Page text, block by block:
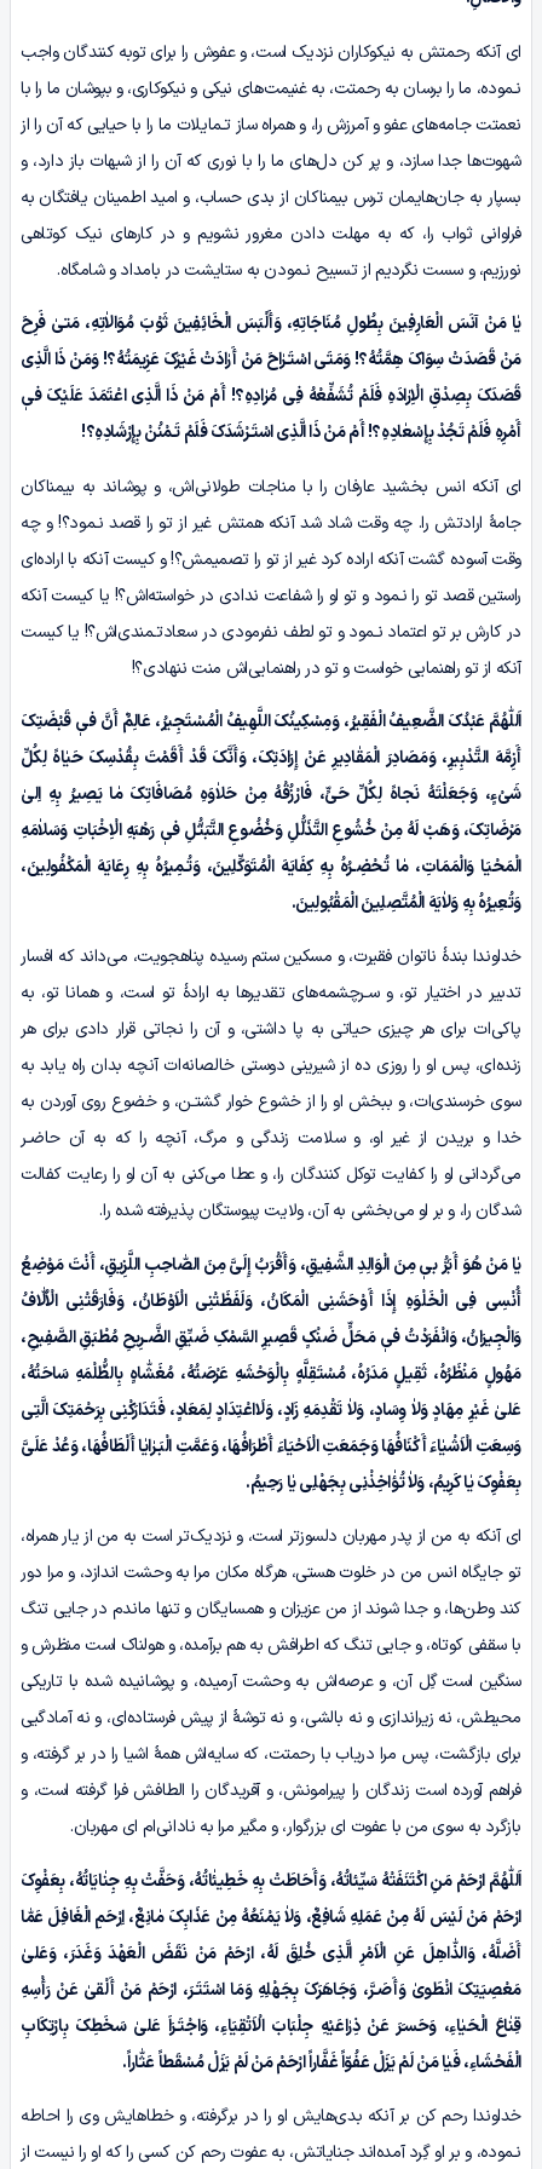
ای آنکه رحمتش به نیکوکاران نزدیک است، و عفوش را برای توبه کنندگان واجب
نـموده، ما را برسان به رحمتت، به غنیمت‌های نیکی و نیکوکاری، و بپوشان ما را با
نعمتت جامه‌های عفو و آمرزش را، و همراه ساز تـمایلات ما را با حیایی که آن را از
شهوت‌ها جدا سازد، و پر کن دل‌های ما را با نوری که آن را از شبهات باز دارد، و
بسپار به جان‌هایمان ترس بیمناکان از بدی حساب، و امید اطمینان یافتگان به
فراوانی ثواب را، که به مهلت دادن مغرور نشویم و در کارهای نیک کوتاهی
نورزیم، و سست نگردیم از تسبیح نـمودن به ستایشت در بامداد و شامگاه.
یٰا مَنْ آنَسَ الْعَارِفِینَ بِطُولِ مُنَاجَاتِهِ، وَأَلْبَسَ الْخَائِفِینَ ثَوْبَ مُوَالاٰتِهِ، مَتىٰ فَرِحَ
مَنْ قَصَدَتْ سِوَاکَ هِمَّتُهُ؟! وَمَتَى اسْتَـرٰاحَ مَنْ أَرٰادَتْ غَیْرَکَ عَزِیمَتُهُ؟! وَمَنْ ذَا الَّذِی
قَصَدَکَ بِصِدْقِ الْاِرٰادَهِ فَلَمْ تُشَفِّعْهُ فِی مُرٰادِہِ؟! أَمْ مَنْ ذَا الَّذِی اعْتَمَدَ عَلَیْکَ فیٖ
أَمْرِہِ فَلَمْ تَجُدْ بِإِسْعٰادِہِ؟! أَمْ مَنْ ذَا الَّذِی اسْتَـرْشَدَکَ فَلَمْ تَـمْنُنْ بِإِرْشَادِہِ؟!
ای آنکه انس بخشید عارفان را با مناجات طولانی‌اش، و پوشاند به بیمناکان
جامۀ ارادتش را. چه وقت شاد شد آنکه همتش غیر از تو را قصد نـمود؟! و چه
وقت آسوده گشت آنکه اراده کرد غیر از تو را تصمیمش؟! و کیست آنکه با اراده‌ای
راستین قصد تو را نـمود و تو او را شفاعت ندادی در خواسته‌اش؟! یا کیست آنکه
در کارش بر تو اعتماد نـمود و تو لطف نفرمودی در سعادتـمندی‌اش؟! یا کیست
آنکه از تو راهنمایی خواست و تو در راهنمایی‌اش منت ننهادی؟!
اَللّٰهُمَّ عَبْدُکَ الضَّعِیفُ الْفَقِیرُ، وَمِسْکِینُکَ اللَّهِیفُ الْمُسْتَجِیرُ، عَالِمٌ أَنَّ فیٖ قَبْضَتِکَ
أَزِمَّهَ التَّدْبِیرِ، وَمَصَادِرَ الْمَقٰادِیرِ عَنْ إِرَادَتِکَ، وَأَنَّکَ قَدْ أَقَمْتَ بِقُدْسِکَ حَیٰاهً لِکُلِّ
شَیْءٍ، وَجَعَلْتَهُ نَجاهً لِکُلِّ حَیٍّ، فَارْزُقْهُ مِنْ حَلاٰوَهِ مُصَافَاتِکَ مٰا یَصِیرُ بِهِ اِلیٰ
مَرْضَاتِکَ، وَهَبْ لَهُ مِنْ خُشُوعِ التَّذَلُّلِ وَخُضُوعِ التَّبَتُّلِ فیٖ رَهْبَهِ الْاِخْبَاتِ وَسَلاٰمَهِ
الْمَحْیَا وَالْمَمَاتِ، مٰا تُحْضِـرُہُ بِهِ کِفَایَهَ الْمُتَوَکِّلِینَ، وَتُـمِیرُہُ بِهِ رِعَایَهَ الْمَکْفُولِینَ،
وَتُعِیرُہُ بِهِ وَلاٰیَهَ الْمُتَّصِلِینَ الْمَقْبُولِینَ.
خداوندا بندۀ ناتوان فقیرت، و مسکین ستم رسیده پناهجویت، می‌داند که افسار
تدبیر در اختیار تو، و سـرچشمه‌های تقدیرها به ارادۀ تو است، و همانا تو، به
پاکی‌ات برای هر چیزی حیاتی به پا داشتی، و آن را نجاتی قرار دادی برای هر
زنده‌ای، پس او را روزی ده از شیرینی دوستی خالصانه‌ات آنچه بدان راه یابد به
سوی خرسندی‌ات، و ببخش او را از خشوع خوار گشتـن، و خضوع روی آوردن به
خدا و بریدن از غیر او، و سلامت زندگی و مرگ، آنچه را که به آن حاضـر
می‌گردانی او را کفایت توکل کنندگان را، و عطا می‌کنی به آن او را رعایت کفالت
شدگان را، و بر او می‌بخشی به آن، ولایت پیوستگان پذیرفته شده را.
یٰا مَنْ هُوَ أَبَرُّ بیٖ مِنَ الْوَالِدِ الشَّفِیقِ، وَأَقْرَبُ إِلَیَّ مِنَ الصّٰاحِبِ اللَّزِیقِ، أَنْتَ مَوْضِعُ
أُنْسِی فِی الْخَلْوَهِ إِذَا أَوْحَشَنِى الْمَکَانُ، وَلَفَظَتْنِی الْاَوْطَانُ، وَفَارَقَتْنِی الْاُلّٰافُ
وَالْجِیرَانُ، وَانْفَرَدْتُ فیٖ مَحَلٍّ ضَنْکٍ قَصِیرِ السَّمْکِ ضَیِّقِ الضَّـرِیحِ مُطْبَقِ الصَّفِیحِ،
مَهُولٍ مَنْظَرُہُ، ثَقِیلٍ مَدَرُہُ، مُسْتَقِلَّهٍ بِالْوَحْشَهِ عَرْصَتُهُ، مُغَشّٰاهٍ بِالظُّلْمَهِ سَاحَتُهُ،
عَلیٰ غَیْرِ مِهَادٍ وَلاٰ وِسَادٍ، وَلاٰ تَقْدِمَهِ زَادٍ، وَلَااعْتِدَادٍ لِمَعَادٍ، فَتَدَارَکْنِی بِرَحْمَتِکَ الَّتِی
وَسِعَتِ الْاَشْیٰاءَ أَکْنَافُهَا وَجَمَعَتِ الْاَحْیَاءَ أَطْرَافُهَا، وَعَمَّتِ الْبَـرٰایٰا أَلْطَافُهَا، وَعُدْ عَلَیَّ
بِعَفْوِکَ یٰا کَرِیمُ، وَلاٰ تُؤٰاخِذْنِی بِجَهْلِی یٰا رَحِیمُ.
ای آنکه به من از پدر مهربان دلسوزتر است، و نزدیک‌تر است به من از یار همراه،
تو جایگاه انس من در خلوت هستی، هرگاه مکان مرا به وحشت اندازد، و مرا دور
کند وطن‌ها، و جدا شوند از من عزیزان و همسایگان و تنها ماندم در جایی تنگ
با سقفی کوتاه، و جایی تنگ که اطرافش به هم برآمده، و هولناک است منظرش و
سنگین است گِل آن، و عرصه‌اش به وحشت آرمیده، و پوشانیده شده با تاریکی
محیطش، نه زیراندازی و نه بالشی، و نه توشۀ از پیش فرستاده‌ای، و نه آمادگیی
برای بازگشت، پس مرا دریاب با رحمتت، که سایه‌اش همۀ اشیا را در بر گرفته، و
فراهم آورده است زندگان را پیرامونش، و آفریدگان را الطافش فرا گرفته است، و
بازگرد به سوی من با عفوت ای بزرگوار، و مگیر مرا به نادانی‌ام ای مهربان.
اَللّٰهُمَّ ارْحَمْ مَنِ اکْتَنَفَتْهُ سَیِّئاتُهُ، وَأَحَاطَتْ بِهِ خَطِیئٰاتُهُ، وَحَفَّتْ بِهِ جِنٰایَاتُهُ، بِعَفْوِکَ
ارْحَمْ مَنْ لَیْسَ لَهُ مِنْ عَمَلِهِ شَافِعٌ، وَلاٰ یَمْنَعُهُ مِنْ عَذَابِکَ مٰانِعٌ، اِرْحَمِ الْغَافِلَ عَمّٰا
أَضَلَّهُ، وَالذّٰاهِلَ عَنِ الْاَمْرِ الَّذِی خُلِقَ لَهُ، ارْحَمْ مَنْ نَقَضَ الْعَهْدَ وَغَدَرَ، وَعَلیٰ
مَعْصِیَتِکَ انْطَوىٰ وَأَصَـرَّ، وَجَاهَرَکَ بِجَهْلِهِ وَمَا اسْتَتَـرَ، ارْحَمْ مَنْ أَلْقىٰ عَنْ رَأْسِهِ
قِنٰاعَ الْحَیٰاءِ، وَحَسـَرَ عَنْ ذِرٰاعَیْهِ جِلْبَابَ الْاَتْقِیَاءِ، وَاجْتَـرَاَ عَلیٰ سَخَطِکَ بِارْتِکَابِ
الْفَحْشَاءِ، فَیٰا مَنْ لَمْ یَزَلْ عَفُوّاً غَفَّاراً ارْحَمْ مَنْ لَمْ یَزَلْ مُسْقَطاً عَثّٰاراً.
خداوندا رحم کن بر آنکه بدی‌هایش او را در برگرفته، و خطاهایش وی را احاطه
نـموده، و بر او گِرد آمده‌اند جنایاتش، به عفوت رحم کن کسی را که او را نیست از